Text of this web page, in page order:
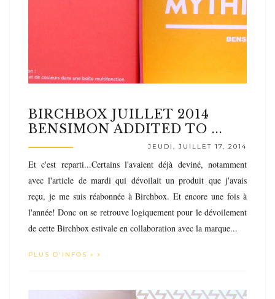
BIRCHBOX JUILLET 2014
BENSIMON ADDITED TO ...
JEUDI, JUILLET 17, 2014
Et c'est reparti...Certains l'avaient déjà deviné, notamment
avec l'article de mardi qui dévoilait un produit que j'avais
reçu, je me suis réabonnée à Birchbox. Et encore une fois à
l'année! Donc on se retrouve logiquement pour le dévoilement
de cette Birchbox estivale en collaboration avec la marque...
PLUS D'INFOS »